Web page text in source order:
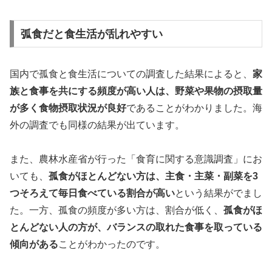
弧食だと食生活が乱れやすい
国内で孤食と食生活についての調査した結果によると、 家
族と食事を共にする頻度が高い人は、野菜や果物の摂取量
が多く食物摂取状況が良好であることがわかりました。海
外の調査でも同様の結果が出ています。
また、農林水産省が行った「食育に関する意識調査」にお
いても、 孤食がほとんどない方は、主食・主菜・副菜を3
つそろえて毎日食べている割合が高いという結果がでまし
た。一方、孤食の頻度が多い方は、割合が低く、 孤食がほ
とんどない人の方が、バランスの取れた食事を取っている
傾向があることがわかったのです。